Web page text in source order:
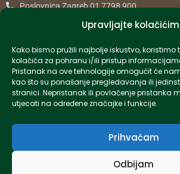
Upravljajte
Kako bismo pružili najbolje iskustvo,
kolačića za pohranu i/ili pristup
Pristanak na ove tehnologije omogućit će
kao što su ponašanje pregledavanja ili
stranici. Nepristanak ili povlačenje pristanka
utjecati na određene značajke i funkcije.
Prihvaćam
Odbijam
Poslovnica Zagreb 01 7798 900
Created by Pumapunku